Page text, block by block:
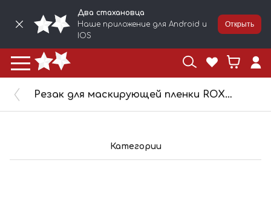
Два стахановца
Наше приложение для Android и
IOS
Открыть
Резак для маскирующей пленки ROXELPRO 399610
Категории